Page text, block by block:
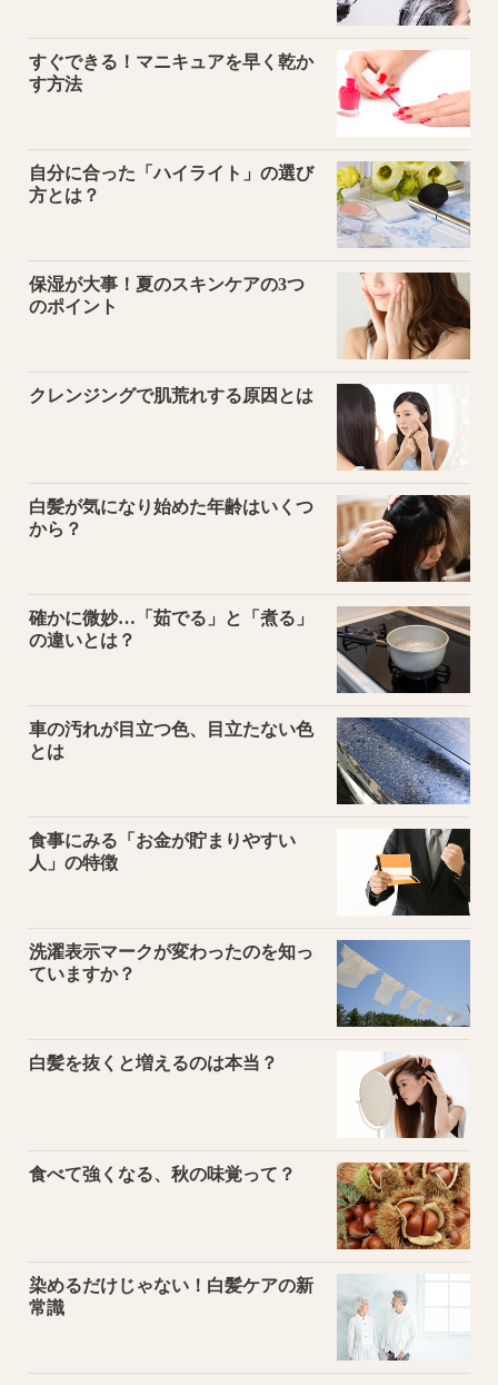
すぐできる！マニキュアを早く乾か
す方法
自分に合った「ハイライト」の選び
方とは？
保湿が大事！夏のスキンケアの3つ
のポイント
クレンジングで肌荒れする原因とは
白髪が気になり始めた年齢はいくつ
から？
確かに微妙…「茹でる」と「煮る」
の違いとは？
車の汚れが目立つ色、目立たない色
とは
食事にみる「お金が貯まりやすい
人」の特徴
洗濯表示マークが変わったのを知っ
ていますか？
白髪を抜くと増えるのは本当？
食べて強くなる、秋の味覚って？
染めるだけじゃない！白髪ケアの新
常識